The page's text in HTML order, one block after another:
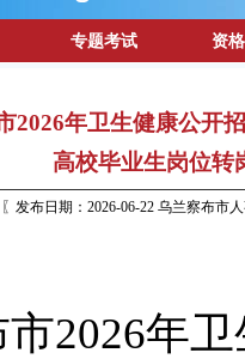
专题考试 资
2026年卫生健康公开
高校毕业生岗位转
〖发布日期：2026-06-22 乌兰察布市
市2026年卫